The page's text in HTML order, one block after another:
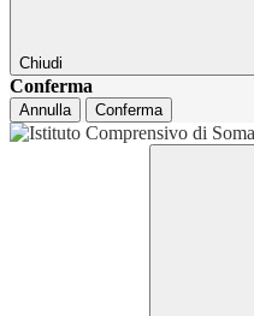
Chiudi
Conferma
Annulla Conferma